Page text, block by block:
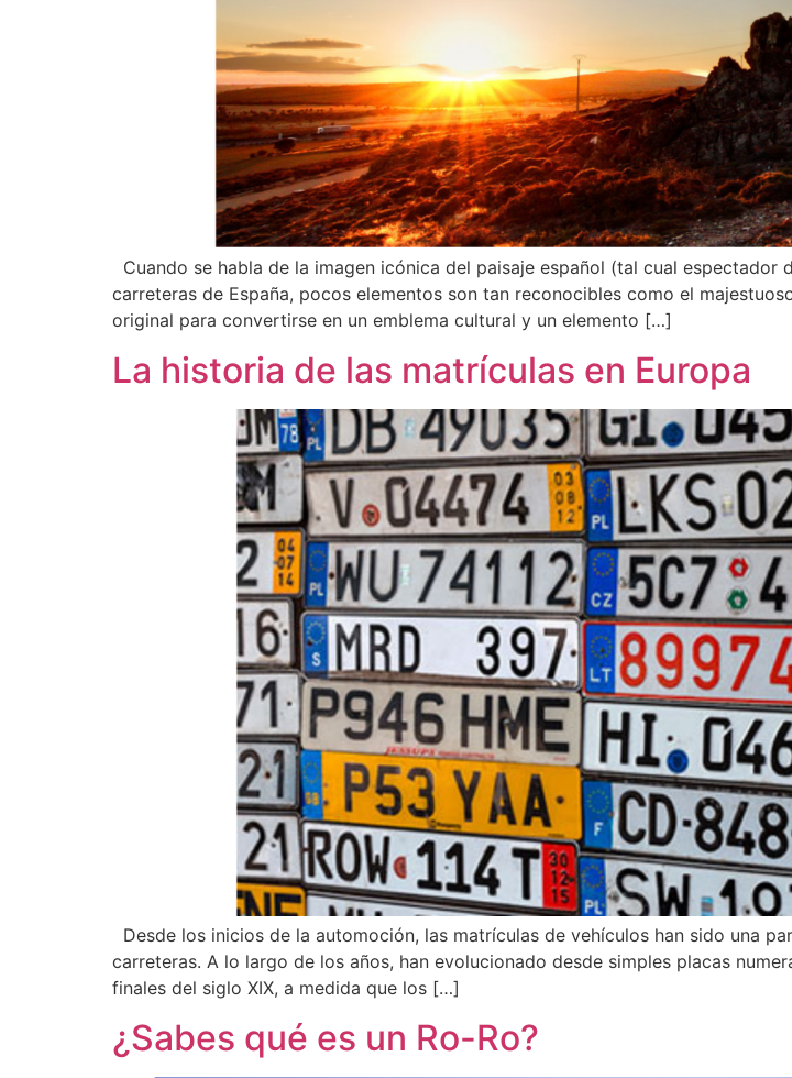
Cuando se habla de la imagen icónica del paisaje español (tal cual
carreteras de España, pocos elementos son tan reconocibles como el
original para convertirse en un emblema cultural y un elemento […]
La historia de las matrículas en Europa
Desde los inicios de la automoción, las matrículas de vehículos han sido una
carreteras. A lo largo de los años, han evolucionado desde simples placas
finales del siglo XIX, a medida que los […]
¿Sabes qué es un Ro-Ro?